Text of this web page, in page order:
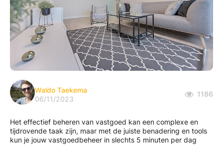
Waldo Taekema
06/11/2023
1186
Het effectief beheren van vastgoed kan een complexe en
tijdrovende taak zijn, maar met de juiste benadering en tools
kun je jouw vastgoedbeheer in slechts 5 minuten per dag